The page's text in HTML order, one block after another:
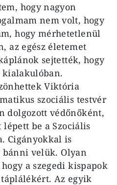
hogy nagyon
nem volt, hogy
hogy mérhetetlenül
az egész életemet
sejtették, hogy
kialakulóban.
Viktória
szociális testvér
dolgozott védőnőként,
be a Szociális
Cigányokkal is
velük. Olyan
a szegedi kispapok
Az egyik